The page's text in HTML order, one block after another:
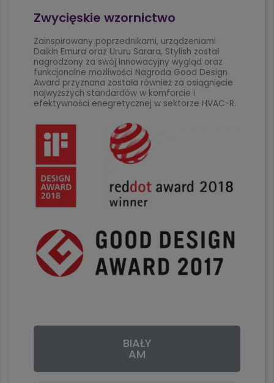
Zwycięskie wzornictwo
Zainspirowany poprzednikami, urządzeniami
Daikin Emura oraz Ururu Sarara, Stylish został
nagrodzony za swój innowacyjny wygląd oraz
funkcjonalne możliwości Nagroda Good Design
Award przyznana została również za osiągnięcie
najwyższych standardów w komforcie i
efektywności enegretycznej w sektorze HVAC-R.
BIAŁY
AM